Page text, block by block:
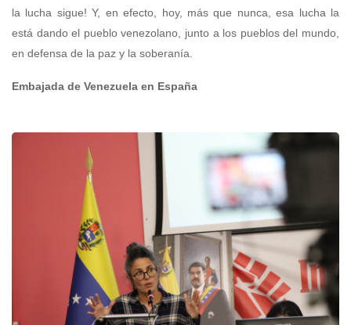
la lucha sigue! Y, en efecto, hoy, más que nunca, esa lucha la
está dando el pueblo venezolano, junto a los pueblos del mundo,
en defensa de la paz y la soberanía.
Embajada de Venezuela en España